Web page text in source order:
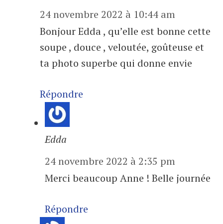
24 novembre 2022 à 10:44 am
Bonjour Edda , qu’elle est bonne cette
soupe , douce , veloutée, goûteuse et
ta photo superbe qui donne envie
Répondre
Edda
24 novembre 2022 à 2:35 pm
Merci beaucoup Anne ! Belle journée
Répondre